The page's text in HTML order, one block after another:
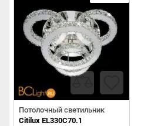
Потолочный светильник
Citilux EL330C70.1